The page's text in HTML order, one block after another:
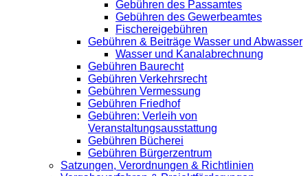
Gebühren des Passamtes
Gebühren des Gewerbeamtes
Fischereigebühren
Gebühren & Beiträge Wasser und Abwasser
Wasser und Kanalabrechnung
Gebühren Baurecht
Gebühren Verkehrsrecht
Gebühren Vermessung
Gebühren Friedhof
Gebühren: Verleih von
Veranstaltungsausstattung
Gebühren Bücherei
Gebühren Bürgerzentrum
Satzungen, Verordnungen & Richtlinien